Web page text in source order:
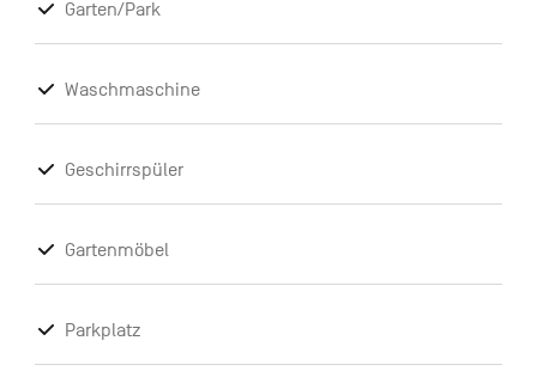
Garten/Park
Waschmaschine
Geschirrspüler
Gartenmöbel
Parkplatz